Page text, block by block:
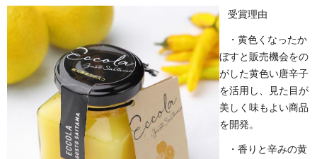
受賞理由
・黄色くなったか
ぼすと販売機会をの
がした黄色い唐辛子
を活用し、見た目が
美しく味もよい商品
を開発。
・香りと辛みの黄